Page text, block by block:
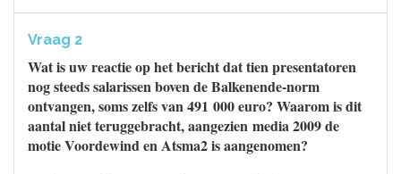
Vraag 2
Wat is uw reactie op het bericht dat tien presentatoren
nog steeds salarissen boven de Balkenende-norm
ontvangen, soms zelfs van 491 000 euro? Waarom is dit
aantal niet teruggebracht, aangezien media 2009 de
motie Voordewind en Atsma2 is aangenomen?